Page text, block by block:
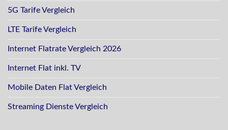
5G Tarife Vergleich
LTE Tarife Vergleich
Internet Flatrate Vergleich 2026
Internet Flat inkl. TV
Mobile Daten Flat Vergleich
Streaming Dienste Vergleich